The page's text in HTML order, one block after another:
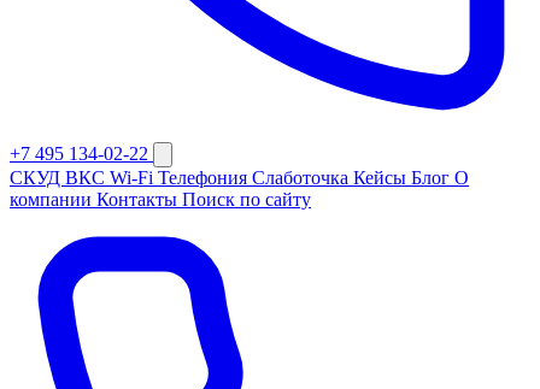
+7 495 134-02-22
СКУД ВКС Wi-Fi Телефония Слаботочка Кейсы Блог О
компании Контакты Поиск по сайту